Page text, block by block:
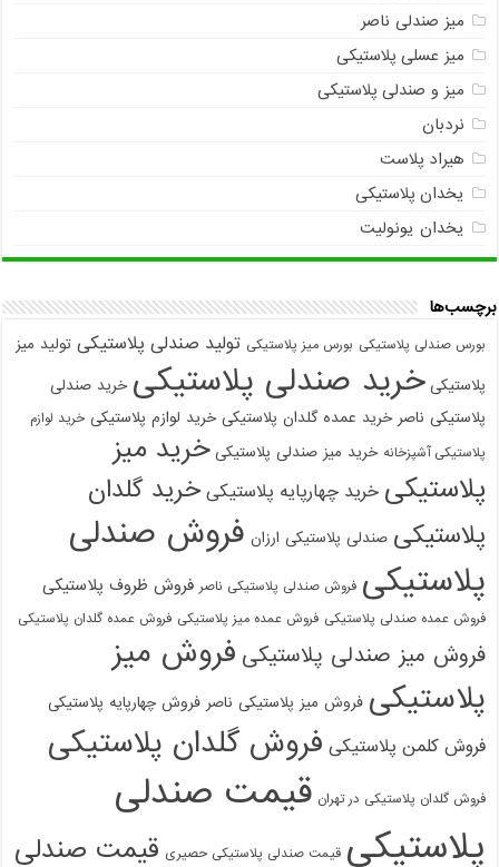
میز صندلی ناصر
میز عسلی پلاستیکی
میز و صندلی پلاستیکی
نردبان
هیراد پلاست
یخدان پلاستیکی
یخدان یونولیت
برچسب‌ها
بورس صندلی پلاستیکی بورس میز پلاستیکی تولید صندلی پلاستیکی تولید میز
پلاستیکی خرید صندلی پلاستیکی خرید صندلی
پلاستیکی ناصر خرید عمده گلدان پلاستیکی خرید لوازم پلاستیکی خرید لوازم
پلاستیکی آشپزخانه خرید میز صندلی پلاستیکی خرید میز
پلاستیکی خرید چهارپایه پلاستیکی خرید گلدان
پلاستیکی صندلی پلاستیکی ارزان فروش صندلی
پلاستیکی فروش صندلی پلاستیکی ناصر فروش ظروف پلاستیکی
فروش عمده صندلی پلاستیکی فروش عمده میز پلاستیکی فروش عمده گلدان پلاستیکی
فروش میز صندلی پلاستیکی فروش میز
پلاستیکی فروش میز پلاستیکی ناصر فروش چهارپایه پلاستیکی
فروش کلمن پلاستیکی فروش گلدان پلاستیکی
فروش گلدان پلاستیکی در تهران قیمت صندلی
پلاستیکی قیمت صندلی پلاستیکی حصیری قیمت صندلی